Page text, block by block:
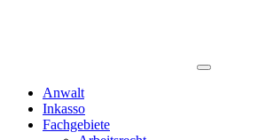
Anwalt
Inkasso
Fachgebiete